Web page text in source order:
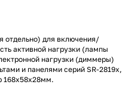
отдельно) для включения/
активной нагрузки (лампы
нагрузки (диммеры)
и панелями серий SR-2819x,
168x58х28мм.